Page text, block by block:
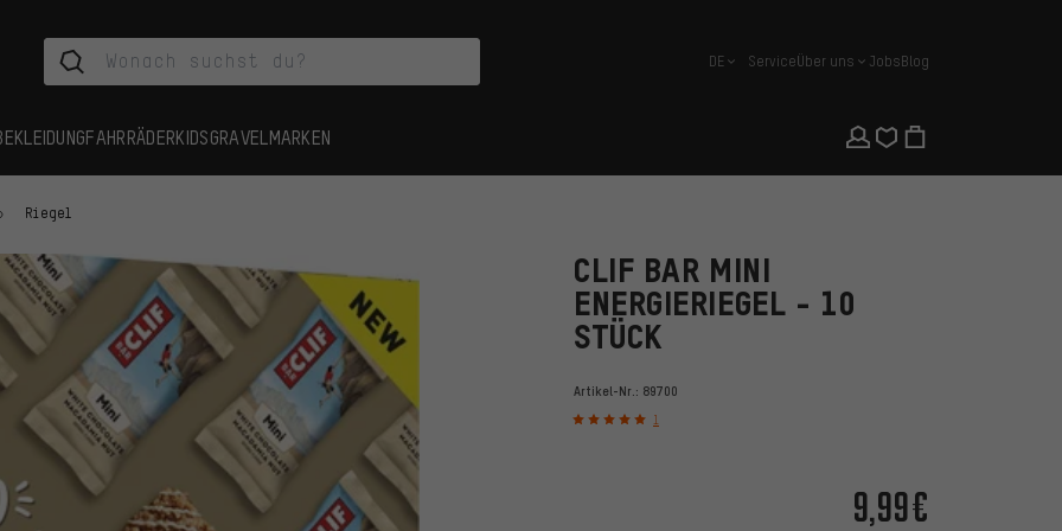
Deutsch
DE ServiceÜber uns JobsBlog
FAHRRÄDERKIDSGRAVEL MARKEN
Riegel
CLIF BAR MINI
ENERGIERIEGEL - 10
STÜCK
Artikel-Nr.: 89700
1
9,99€